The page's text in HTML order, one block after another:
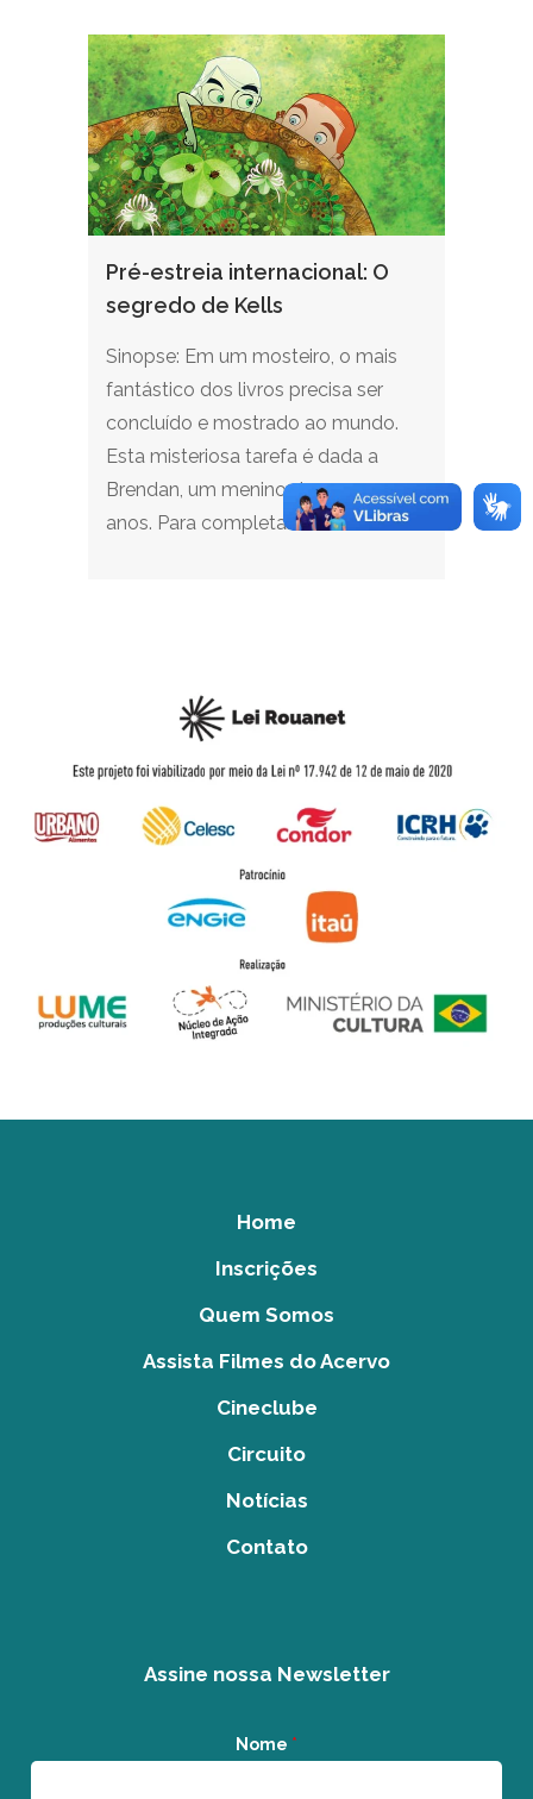
Pré-estreia internacional: O
segredo de Kells
Sinopse: Em um mosteiro, o mais
fantástico dos livros precisa ser
concluído e mostrado ao mundo.
Esta misteriosa tarefa é dada a
Brendan, um menino de apenas 12
anos. Para completar...
Home
Inscrições
Quem Somos
Assista Filmes do Acervo
Cineclube
Circuito
Notícias
Contato
Assine nossa Newsletter
Nome *